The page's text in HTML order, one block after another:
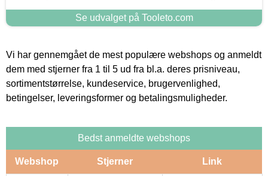
Se udvalget på Tooleto.com
Vi har gennemgået de mest populære webshops og anmeldt
dem med stjerner fra 1 til 5 ud fra bl.a. deres prisniveau,
sortimentstørrelse, kundeservice, brugervenlighed,
betingelser, leveringsformer og betalingsmuligheder.
Bedst anmeldte webshops
Webshop Stjerner Link